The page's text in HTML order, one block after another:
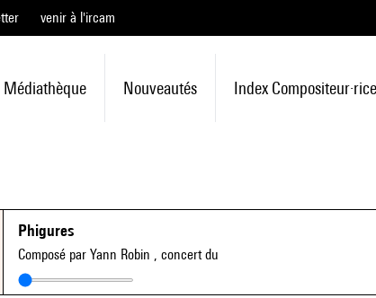
venir à l'ircam
Médiathèque Nouveautés Index Compositeur·rice
Phigures
Composé par Yann Robin , concert du